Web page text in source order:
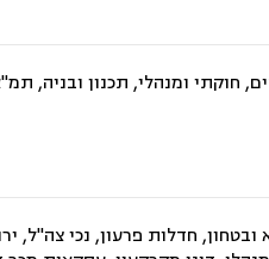
תכנון ובניה, תמ"א 38, מיסוי
חדלות פרעון, נכי צה"ל,